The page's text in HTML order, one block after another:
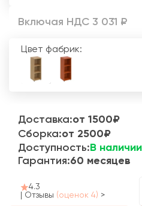
Включая НДС 3 031 ₽
Цвет фабрик:
Доставка:от 1500₽
Сборка:от 2500₽
Доступность: В наличии
Гарантия:60 месяцев
4.3
Отзывы (оценок 4) >